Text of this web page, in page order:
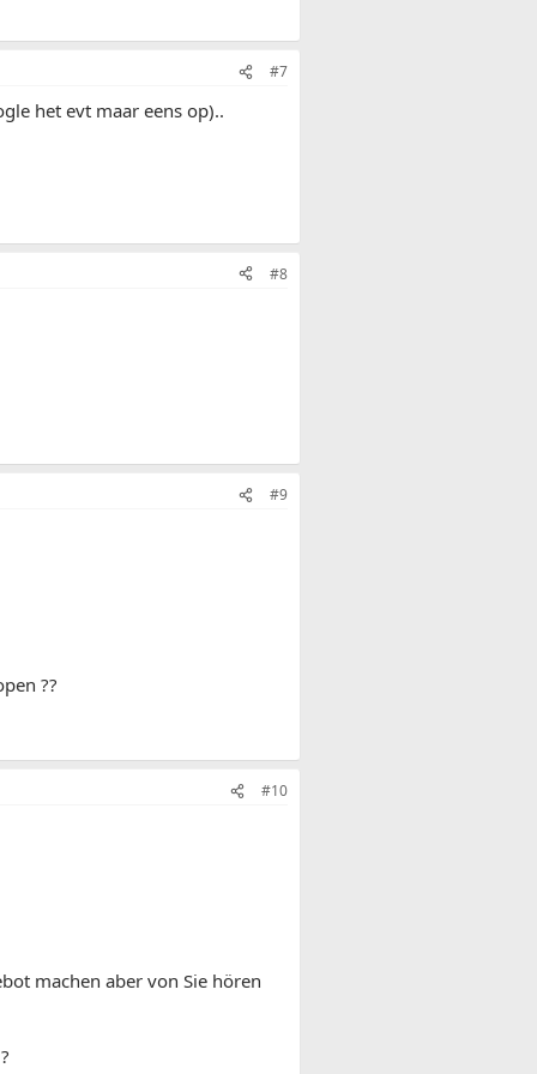
#7
het evt maar eens op)..
#8
#9
??
#10
machen aber von Sie hören